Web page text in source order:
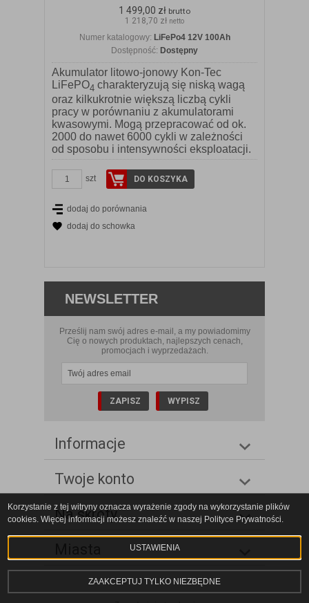
1 499,00 zł brutto
1 218,70 zł netto
Numer katalogowy: LiFePo4 12V 100Ah
Dostępność: Dostępny
Akumulator litowo-jonowy Kon-Tec
LiFePO4 charakteryzują się niską wagą
oraz kilkukrotnie większą liczbą cykli
pracy w porównaniu z akumulatorami
kwasowymi. Mogą przepracować od ok.
2000 do nawet 6000 cykli w zależności
od sposobu i intensywności eksploatacji.
szt DO KOSZYKA
dodaj do porównania
dodaj do schowka
NEWSLETTER
Prześlij nam swój adres e-mail, a my powiadomimy
Cię o nowych produktach, najlepszych cenach,
promocjach i wyprzedażach.
Informacje
Twoje konto
Na skróty
Korzystanie z tej witryny oznacza wyrażenie zgody na wykorzystanie plików
cookies. Więcej informacji możesz znaleźć w naszej Polityce Prywatności.
USTAWIENIA
ZAAKCEPTUJ TYLKO NIEZBĘDNE